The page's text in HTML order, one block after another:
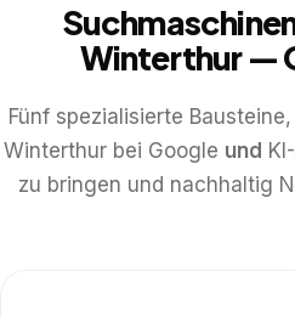
Winterthur —
Fünf spezialisierte
Winterthur bei Google und
zu bringen und nachhaltig